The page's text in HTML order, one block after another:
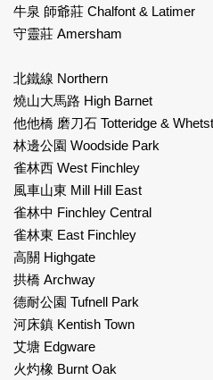
牛泉 師爺莊 Chalfont & Latimer
守靈莊 Amersham
北鐵線 Northern
燒山大馬路 High Barnet
他他橋 磨刀石 Totteridge &
林邊公園 Woodside Park
雀林西 West Finchley
風車山東 Mill Hill East
雀林中 Finchley Central
雀林東 East Finchley
高關 Highgate
拱橋 Archway
德耐公園 Tufnell Park
河床鎮 Kentish Town
艾塘 Edgware
火灼橡 Burnt Oak